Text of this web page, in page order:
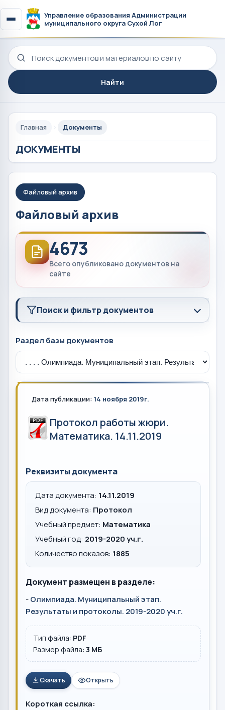
Управление образования Администрации
муниципального округа Сухой Лог
Поиск по сайту
Найти
Главная Документы
ДОКУМЕНТЫ
Файловый архив
Файловый архив
4673
Всего опубликовано документов на
сайте
Поиск и фильтр документов
Раздел базы документов
Дата публикации: 14 ноября 2019г.
Протокол работы жюри.
Математика. 14.11.2019
Реквизиты документа
Дата документа: 14.11.2019
Вид документа: Протокол
Учебный предмет: Математика
Учебный год: 2019-2020 уч.г.
Количество показов: 1885
Документ размещен в разделе:
-Олимпиада. Муниципальный этап.
Результаты и протоколы. 2019-2020 уч.г.
Тип файла: PDF
Размер файла: 3 MБ
Скачать Открыть
Короткая ссылка: